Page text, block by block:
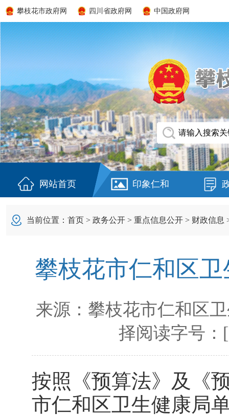
攀枝花市政府网 四川省政府网 中国政府网
网站首页 印象仁和
当前位置： 首页 > 政务公开 > 重点信息公开 > 财政信息
攀枝花市仁和区
来源： 攀枝花市仁和区
择阅读字号
按照《预算法》及《
市仁和区卫生健康局